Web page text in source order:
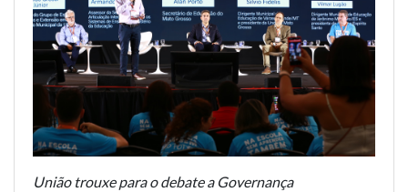
União trouxe para o debate a Governança